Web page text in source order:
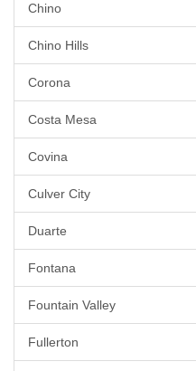
Chino
Chino Hills
Corona
Costa Mesa
Covina
Culver City
Duarte
Fontana
Fountain Valley
Fullerton